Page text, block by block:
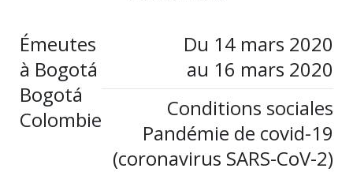
Émeutes
à Bogotá
Bogotá
Colombie
Du 14 mars 2020
au 16 mars 2020
Conditions sociales
Pandémie de covid-19
(coronavirus SARS-CoV-2)